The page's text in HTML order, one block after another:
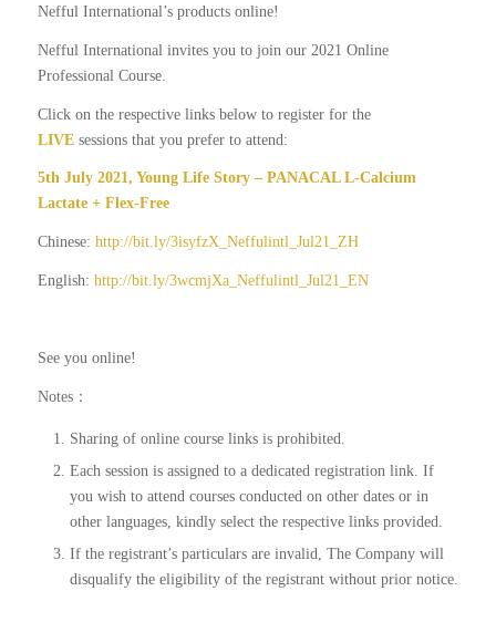
Nefful International’s products online!
Nefful International invites you to join our 2021 Online
Professional Course.
Click on the respective links below to register for the
LIVEsessions that you prefer to attend:
5th July 2021, Young Life Story – PANACAL L-Calcium
Lactate + Flex-Free
Chinese: http://bit.ly/3isyfzX_Neffulintl_Jul21_ZH
English: http://bit.ly/3wcmjXa_Neffulintl_Jul21_EN
See you online!
Notes：
Sharing of online course links is prohibited.
Each session is assigned to a dedicated registration link. If
you wish to attend courses conducted on other dates or in
other languages, kindly select the respective links provided.
If the registrant’s particulars are invalid, The Company will
disqualify the eligibility of the registrant without prior notice.